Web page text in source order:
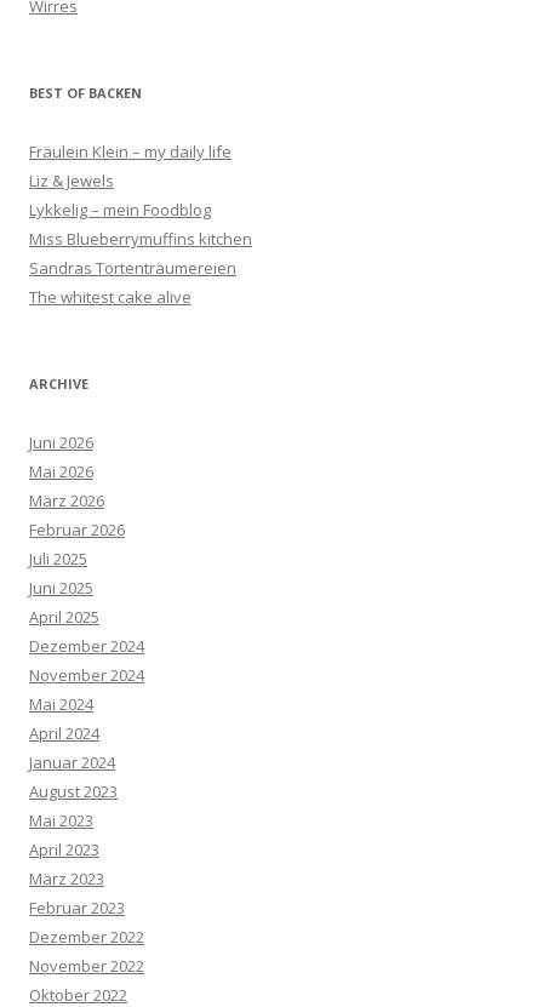
Wirres
BEST OF BACKEN
Fräulein Klein – my daily life
Liz & Jewels
Lykkelig – mein Foodblog
Miss Blueberrymuffins kitchen
Sandras Tortenträumereien
The whitest cake alive
ARCHIVE
Juni 2026
Mai 2026
März 2026
Februar 2026
Juli 2025
Juni 2025
April 2025
Dezember 2024
November 2024
Mai 2024
April 2024
Januar 2024
August 2023
Mai 2023
April 2023
März 2023
Februar 2023
Dezember 2022
November 2022
Oktober 2022